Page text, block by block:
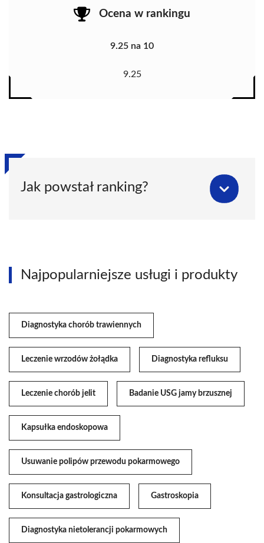
Ocena w rankingu
9.25 na 10
9.25
Jak powstał ranking?
Najpopularniejsze usługi i produkty
Diagnostyka chorób trawiennych
Leczenie wrzodów żołądka Diagnostyka refluksu
Leczenie chorób jelit Badanie USG jamy brzusznej
Kapsułka endoskopowa
Usuwanie polipów przewodu pokarmowego
Konsultacja gastrologiczna Gastroskopia
Diagnostyka nietolerancji pokarmowych